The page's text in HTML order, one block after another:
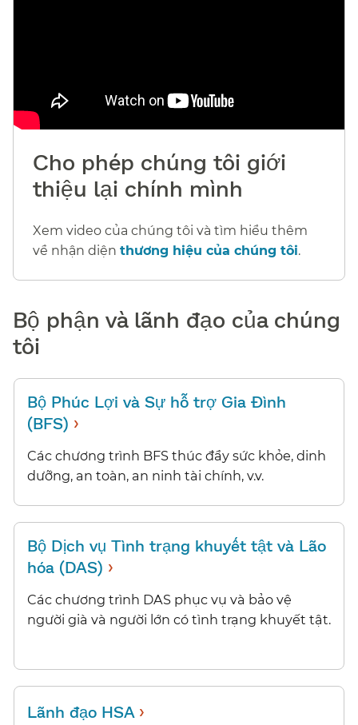
Cho phép chúng tôi giới
thiệu lại chính mình​​
Xem video của chúng tôi và tìm hiểu thêm
về nhận diện thương hiệu của chúng tôi.​​
Bộ phận và lãnh đạo của chúng
tôi​​
Bộ Phúc Lợi và Sự hỗ trợ Gia Đình
(BFS) ›
Các chương trình BFS thúc đẩy sức khỏe, dinh
dưỡng, an toàn, an ninh tài chính, v.v.​​
Bộ Dịch vụ Tình trạng khuyết tật và Lão
hóa (DAS) ›
Các chương trình DAS phục vụ và bảo vệ
người già và người lớn có tình trạng khuyết tật.​​
Lãnh đạo HSA ›